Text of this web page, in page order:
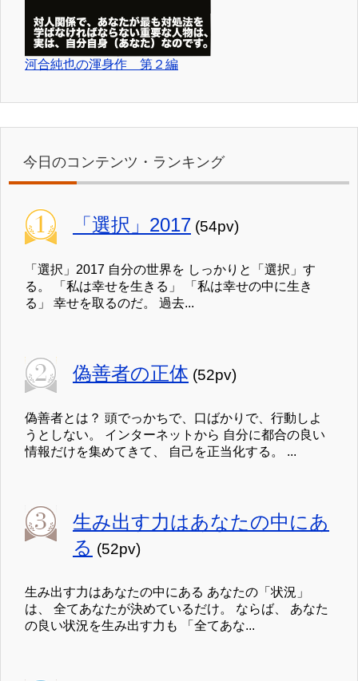
河合純也の渾身作 第２編
今日のコンテンツ・ランキング
「選択」2017 (54pv)
「選択」2017 自分の世界を しっかりと「選択」す
る。 「私は幸せを生きる」 「私は幸せの中に生き
る」 幸せを取るのだ。 過去...
偽善者の正体 (52pv)
偽善者とは？ 頭でっかちで、口ばかりで、行動しよ
うとしない。 インターネットから 自分に都合の良い
情報だけを集めてきて、 自己を正当化する。 ...
生み出す力はあなたの中にあ
る (52pv)
生み出す力はあなたの中にある あなたの「状況」
は、 全てあなたが決めているだけ。 ならば、 あなた
の良い状況を生み出す力も 「全てあな...